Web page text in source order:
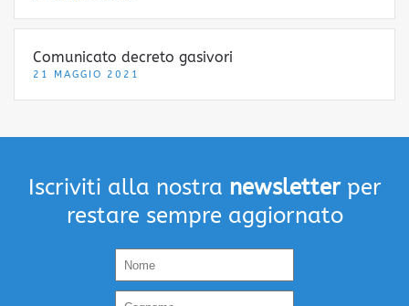
Comunicato decreto gasivori
21 MAGGIO 2021
Iscriviti alla nostra newsletterper
restare sempre aggiornato